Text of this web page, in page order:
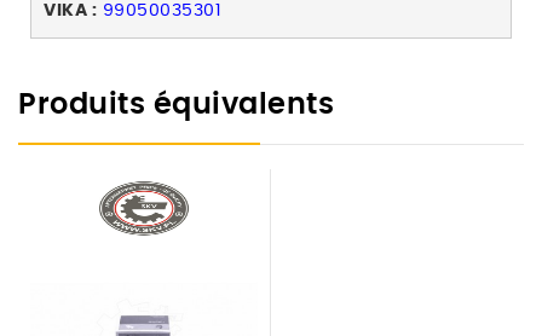
VIKA : 99050035301
Produits équivalents